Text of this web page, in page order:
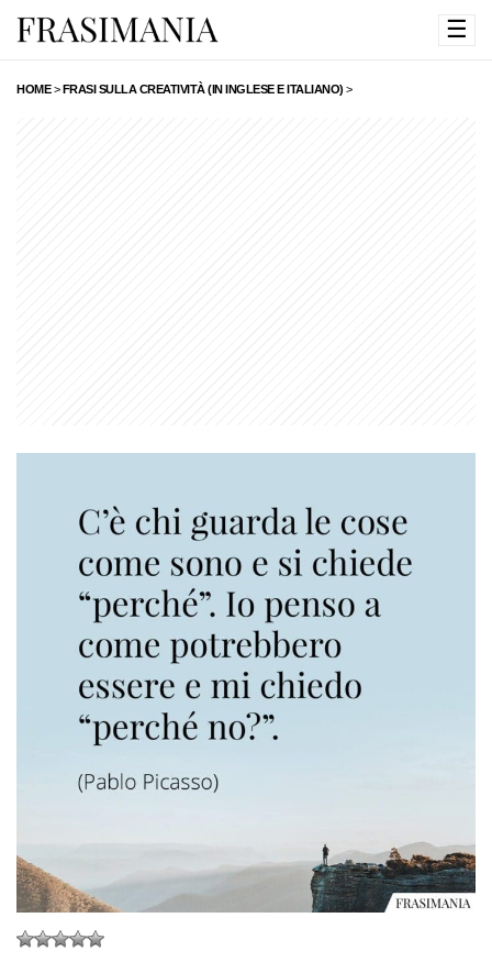
☰
HOME>FRASI SULLA CREATIVITÀ (IN INGLESE E ITALIANO) >